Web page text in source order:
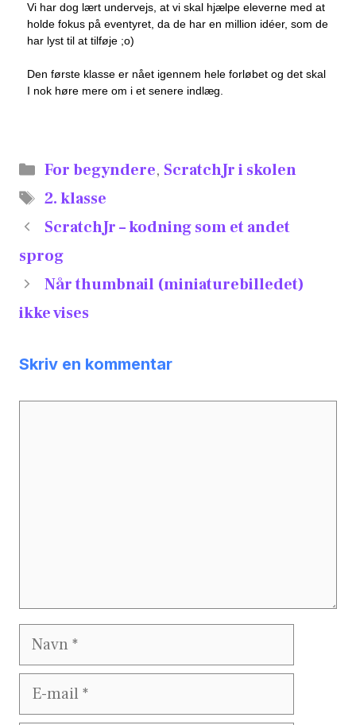
Vi har dog lært undervejs, at vi skal hjælpe eleverne med at
holde fokus på eventyret, da de har en million idéer, som de
har lyst til at tilføje ;o)
Den første klasse er nået igennem hele forløbet og det skal
I nok høre mere om i et senere indlæg.
For begyndere, ScratchJr i skolen
2. klasse
ScratchJr – kodning som et andet
sprog
Når thumbnail (miniaturebilledet)
ikke vises
Skriv en kommentar